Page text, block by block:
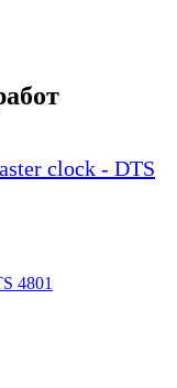
clock - DTS
4801